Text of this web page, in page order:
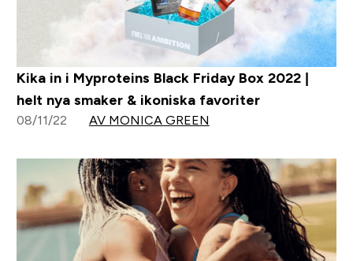
Kika in i Myproteins Black Friday Box 2022 |
helt nya smaker & ikoniska favoriter
08/11/22 AV MONICA GREEN